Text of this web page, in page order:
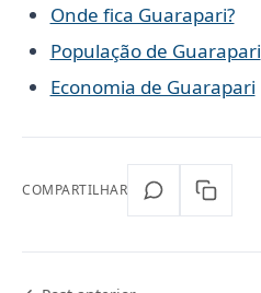
Onde fica Guarapari?
População de Guarapari
Economia de Guarapari
COMPARTILHAR